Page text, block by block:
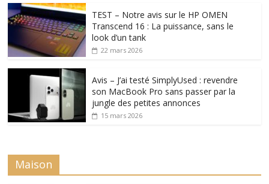
TEST – Notre avis sur le HP OMEN
Transcend 16 : La puissance, sans le
look d’un tank
22 mars 2026
Avis – J’ai testé SimplyUsed : revendre
son MacBook Pro sans passer par la
jungle des petites annonces
15 mars 2026
Maison